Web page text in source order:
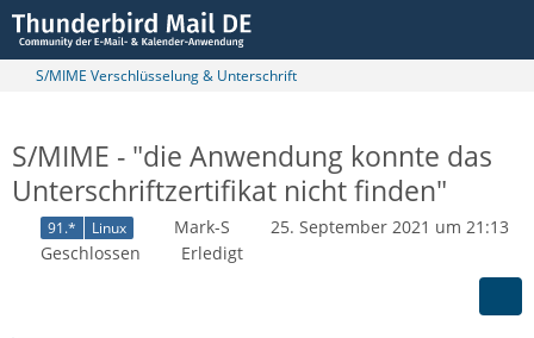
S/MIME Verschlüsselung & Unterschrift
S/MIME - "die Anwendung konnte das
Unterschriftzertifikat nicht finden"
91.* Linux Mark-S
25. September 2021 um 21:13
Geschlossen
Erledigt